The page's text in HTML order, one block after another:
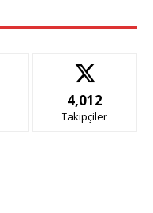
4,012
Takipçiler